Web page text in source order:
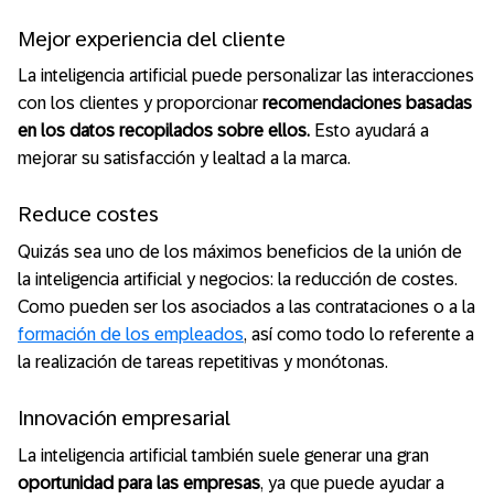
Mejor experiencia del cliente
La inteligencia artificial puede personalizar las interacciones
con los clientes y proporcionar recomendaciones basadas
en los datos recopilados sobre ellos. Esto ayudará a
mejorar su satisfacción y lealtad a la marca.
Reduce costes
Quizás sea uno de los máximos beneficios de la unión de
la inteligencia artificial y negocios: la reducción de costes.
Como pueden ser los asociados a las contrataciones o a la
formación de los empleados, así como todo lo referente a
la realización de tareas repetitivas y monótonas.
Innovación empresarial
La inteligencia artificial también suele generar una gran
oportunidad para las empresas, ya que puede ayudar a